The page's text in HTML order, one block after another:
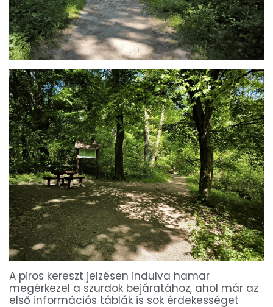
A piros kereszt jelzésen indulva hamar
megérkezel a szurdok bejáratához, ahol már az
első információs táblák is sok érdekességet